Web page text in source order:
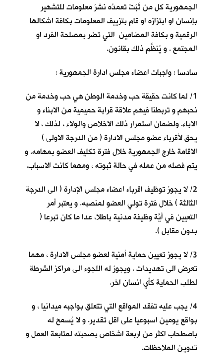
الجمهورية كل من ثَبَتَ تعمدُه نشرَ معلومات للتشهير
بإنسان او ابتزازه او قام بتزييف المعلومات بكافة اشكالها
الرقمية و بكافة المضامين التي تضر بمصلحة الفرد او
المجتمع . و يُنظَّم ذلك بقانون.
سادسا : واجبات اعضاء مجلس ادارة الجمهورية :
1/ لما كانت حقيقة حب وخدمة الوطن هي حب وخدمة من
نحبهم و تربطنا فيهم علاقة قرابة حميمية من الابناء و
الاباء. ولضمان استمرار ذلك الاخلاص والولاء ، لذلك ، لا
يحق لأقرباء عضو مجلس الادارة ( من الدرجة الاولى )
الاقامة خارج الجمهورية خلال فترة تكليف العضو بمهامه. و
يتم فصله من عمله في حالة ثبوته ، ومهما كانت الاسباب.
2/ لا يجوز توظيف اقرباء اعضاء مجلس الإدارة ( الى الدرجة
الثالثة ) خلال فترة تولي العضو لمنصبه. و يعتبر أمر
التعيين في أيَّة وظيفة مدنية باطلا، عدا ما كان تبرعا (
بدون مقابل ).
3/ لا يجوز تعيين حماية أمنية لعضو مجلس الادارة ، مهما
تعرض الى تهديدات . ويجوز له اللجوء الى مراكز الشرطة
لطلب الحماية كأي انسان اخر.
4/ يجب عليه تفقد المواقع التي تتعلق بواجبه ميدانيا ، و
بواقع يومين اسبوعيا على اقل تقدير. و لا يُسمح له
باصطحاب اكثر من اربعة اشخاص بصحبته لمتابعة العمل و
تدوين الملاحظات.